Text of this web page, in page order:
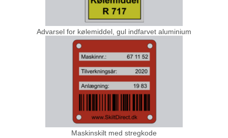
Advarsel for kølemiddel, gul indfarvet aluminium
Maskinskilt med stregkode